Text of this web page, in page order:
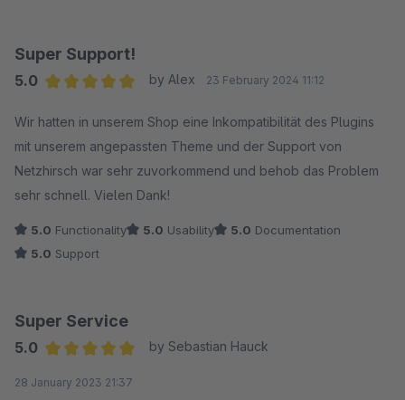
Super Support!
5.0
by Alex 23 February 2024 11:12
Wir hatten in unserem Shop eine Inkompatibilität des Plugins
mit unserem angepassten Theme und der Support von
Netzhirsch war sehr zuvorkommend und behob das Problem
sehr schnell. Vielen Dank!
5.0 Functionality 5.0 Usability 5.0 Documentation
5.0 Support
Super Service
5.0
by Sebastian Hauck
28 January 2023 21:37